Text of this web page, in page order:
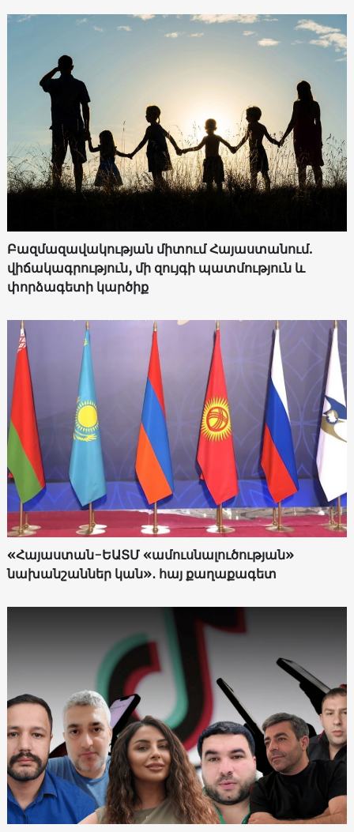
Բազմազավակության միտում Հայաստանում.
վիճակագրություն, մի զույգի պատմություն և
փորձագետի կարծիք
«Հայաստան-ԵԱՏՄ «ամուսնալուծության»
նախանշաններ կան»․ հայ քաղաքագետ